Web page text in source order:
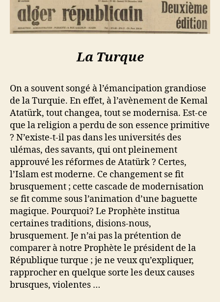
La Turque
On a souvent songé à l’émancipation grandiose
de la Turquie. En effet, à l’avènement de Kemal
Atatürk, tout changea, tout se modernisa. Est-ce
que la religion a perdu de son essence primitive
? N’existe-t-il pas dans les universités des
ulémas, des savants, qui ont pleinement
approuvé les réformes de Atatürk ? Certes,
l’Islam est moderne. Ce changement se fit
brusquement ; cette cascade de modernisation
se fit comme sous l’animation d’une baguette
magique. Pourquoi? Le Prophète institua
certaines traditions, disions-nous,
brusquement. Je n’ai pas la prétention de
comparer à notre Prophète le président de la
République turque ; je ne veux qu’expliquer,
rapprocher en quelque sorte les deux causes
brusques, violentes …